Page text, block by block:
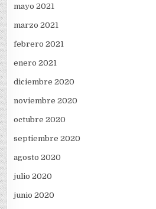
mayo 2021
marzo 2021
febrero 2021
enero 2021
diciembre 2020
noviembre 2020
octubre 2020
septiembre 2020
agosto 2020
julio 2020
junio 2020